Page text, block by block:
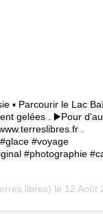
▪ Parcourir le Lac
gelées . ▶Pour
.
#voyage
#photographie
le 12 Août 2019